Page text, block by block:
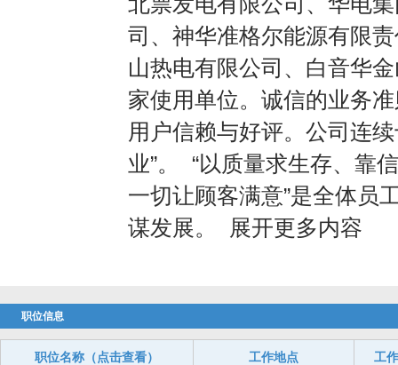
司、神华准格尔能源有限
山热电有限公司、白音华
家使用单位。诚信的业务
用户信赖与好评。公司连
业”。 “以质量求生存、靠
一切让顾客满意”是全体员
谋发展。 展开更多内容
职位信息
职位名称（点击查看） 工作地点 工